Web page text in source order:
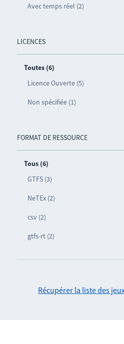
Avec temps réel (2)
LICENCES
Toutes (6)
Licence Ouverte (5)
Non spécifiée (1)
FORMAT DE RESSOURCE
Tous (6)
GTFS (3)
NeTEx (2)
csv (2)
gtfs-rt (2)
Récupérer la liste des